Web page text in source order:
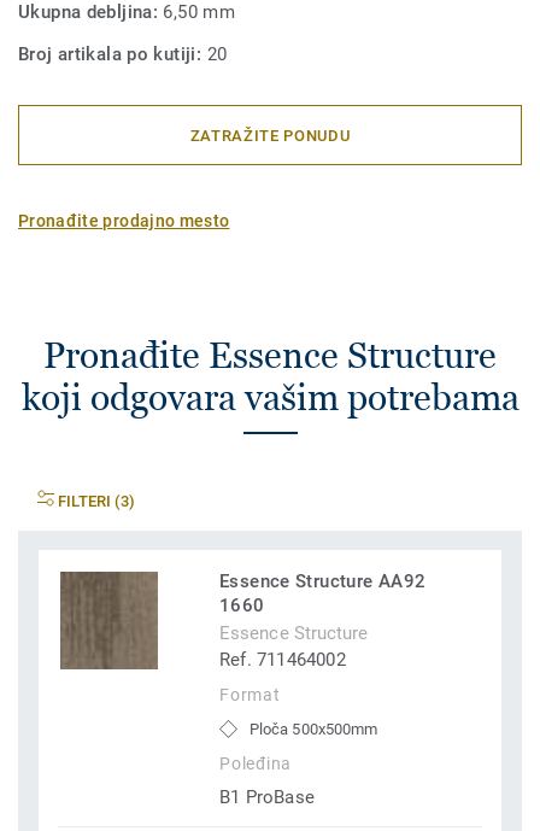
Ukupna debljina: 6,50 mm
Broj artikala po kutiji: 20
ZATRAŽITE PONUDU
Pronađite prodajno mesto
Pronađite Essence Structure
koji odgovara vašim potrebama
FILTERI (3)
Essence Structure AA92
1660
Essence Structure
Ref. 711464002
Format
Ploča 500x500mm
Poleđina
B1 ProBase